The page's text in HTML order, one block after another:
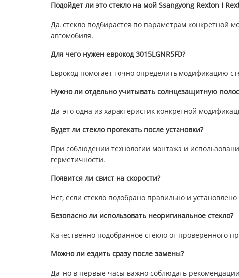
Подойдет ли это стекло на мой Ssangyong Rexton I
Да, стекло подбирается по параметрам конкретной
автомобиля.
Для чего нужен еврокод 3015LGNR5FD?
Еврокод помогает точно определить модификацию
Нужно ли отдельно учитывать солнцезащитную
Да, это одна из характеристик конкретной
Будет ли стекло протекать после установки?
При соблюдении технологии монтажа и
герметичности.
Появится ли свист на скорости?
Нет, если стекло подобрано правильно и
Безопасно ли использовать неоригинальное стекло?
Качественно подобранное стекло от проверенного
Можно ли ездить сразу после замены?
Да, но в первые часы важно соблюдать